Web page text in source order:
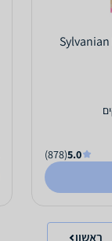
5.0
(878)
ראשון